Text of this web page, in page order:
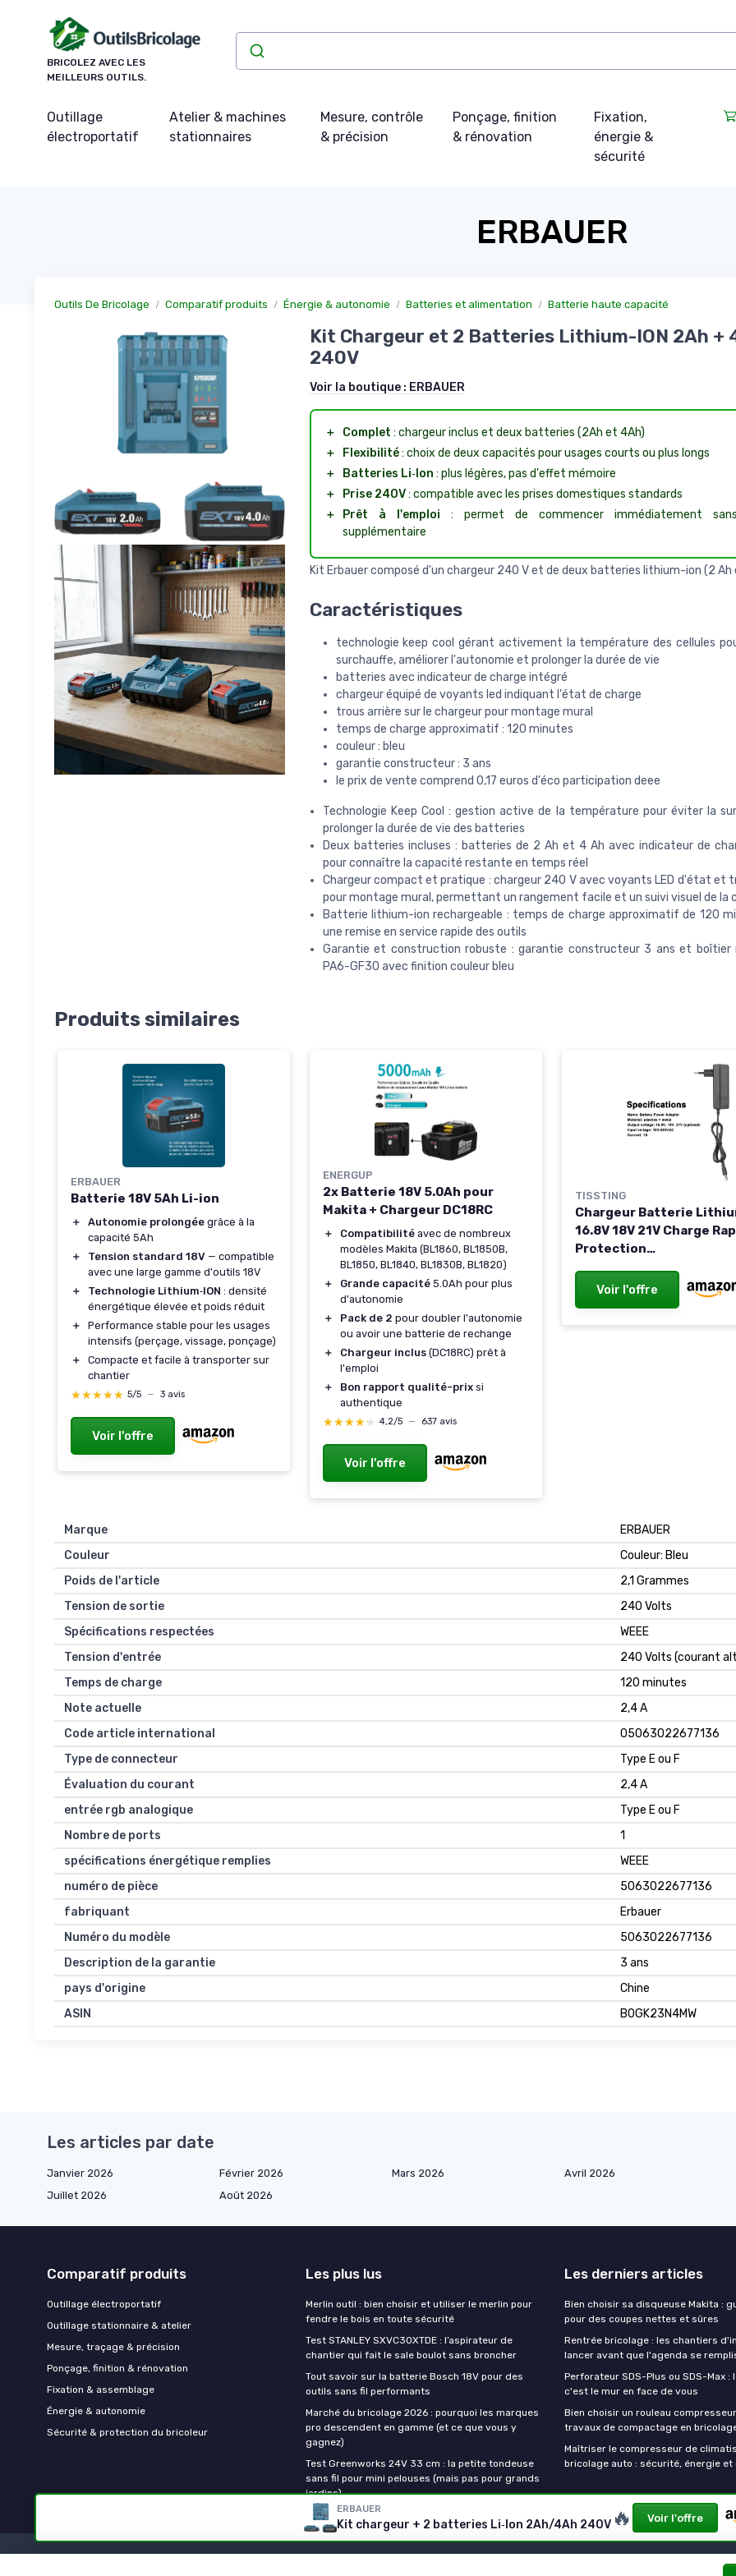
BRICOLEZ AVEC LES
MEILLEURS OUTILS.
Outillage
électroportatif
Atelier & machines
stationnaires
Mesure, contrôle
& précision
Ponçage, finition
& rénovation
Fixation,
énergie &
sécurité
ERBAUER
Outils De Bricolage Comparatif produits Énergie & autonomie Batteries et alimentation Batterie haute capacité
Kit Chargeur et 2 Batteries Lithium-ION 2Ah +
240V
Voir la boutique : ERBAUER
＋ Complet : chargeur inclus et deux batteries (2Ah et 4Ah)
＋
Flexibilité: choix de deux capacités pour usages courts ou plus longs
＋
Batteries Li‑Ion : plus légères, pas d'effet mémoire
＋
Prise 240V: compatible avec les prises domestiques standards
＋
Prêt à l'emploi : permet de commencer immédiatement
supplémentaire
Kit Erbauer composé d'un chargeur 240 V et de deux batteries lithium-ion (2 Ah
Caractéristiques
technologie keep cool gérant activement la température des cellules
surchauffe, améliorer l'autonomie et prolonger la durée de vie
batteries avec indicateur de charge intégré
chargeur équipé de voyants led indiquant l'état de charge
trous arrière sur le chargeur pour montage mural
temps de charge approximatif : 120 minutes
couleur : bleu
garantie constructeur : 3 ans
le prix de vente comprend 0,17 euros d'éco participation deee
Technologie Keep Cool : gestion active de la température pour éviter la
prolonger la durée de vie des batteries
Deux batteries incluses : batteries de 2 Ah et 4 Ah avec indicateur de
pour connaître la capacité restante en temps réel
Chargeur compact et pratique : chargeur 240 V avec voyants LED d'état et
pour montage mural, permettant un rangement facile et un suivi visuel de la
Batterie lithium-ion rechargeable : temps de charge approximatif de 120
une remise en service rapide des outils
Garantie et construction robuste : garantie constructeur 3 ans et boîtier
PA6-GF30 avec finition couleur bleu
Produits similaires
ERBAUER
Batterie 18V 5Ah Li-ion
＋ Autonomie prolongée grâce à la
capacité 5Ah
＋
Tension standard 18V — compatible
avec une large gamme d'outils 18V
＋
Technologie Lithium‑ION : densité
énergétique élevée et poids réduit
＋
Performance stable pour les usages
intensifs (perçage, vissage, ponçage)
＋
Compacte et facile à transporter sur
chantier
★★★★★
★★★★★ 5/5 — 3 avis
Voir l'offre
ENERGUP
2x Batterie 18V 5.0Ah pour
Makita + Chargeur DC18RC
＋ Compatibilité avec de nombreux
modèles Makita (BL1860, BL1850B,
BL1850, BL1840, BL1830B, BL1820)
＋
Grande capacité 5.0Ah pour plus
d'autonomie
＋
Pack de 2 pour doubler l'autonomie
ou avoir une batterie de rechange
＋
Chargeur inclus (DC18RC) prêt à
l'emploi
＋
Bon rapport qualité-prix si
authentique
★★★★★
★★★★★ 4,2/5 — 637 avis
Voir l'offre
TISSTING
Chargeur Batterie
16.8V 18V 21V Charge
Protection
Outils Electriques avec
Indicateur Compact
Voir l'offre
Marque
ERBAUER
Couleur
Couleur: Bleu
Poids de l'article
2,1 Grammes
Tension de sortie
240 Volts
Spécifications respectées
WEEE
Tension d'entrée
240 Volts (courant
Temps de charge
120 minutes
Note actuelle
2,4 A
Code article international
05063022677136
Type de connecteur
Type E ou F
Évaluation du courant
2,4 A
entrée rgb analogique
Type E ou F
Nombre de ports
1
spécifications énergétique remplies
WEEE
numéro de pièce
5063022677136
fabriquant
Erbauer
Numéro du modèle
5063022677136
Description de la garantie
3 ans
pays d'origine
Chine
ASIN
B0GK23N4MW
ERBAUER
Kit chargeur + 2 batteries Li‑Ion 2Ah/4Ah 240V🔥 Voir l'offre
Les articles par date
Janvier 2026 Février 2026 Mars 2026 Avril 2026
Juillet 2026
Août 2026
Comparatif produits
Outillage électroportatif
Outillage stationnaire & atelier
Mesure, traçage & précision
Ponçage, finition & rénovation
Fixation & assemblage
Énergie & autonomie
Sécurité & protection du bricoleur
Les plus lus
Merlin outil : bien choisir et utiliser le merlin pour
fendre le bois en toute sécurité
Test STANLEY SXVC30XTDE : l’aspirateur de
chantier qui fait le sale boulot sans broncher
Tout savoir sur la batterie Bosch 18V pour des
outils sans fil performants
Marché du bricolage 2026 : pourquoi les marques
pro descendent en gamme (et ce que vous y
gagnez)
Test Greenworks 24V 33 cm : la petite tondeuse
sans fil pour mini pelouses (mais pas pour grands
jardins)
Les derniers articles
Bien choisir sa disqueuse Makita :
pour des coupes nettes et sûres
Rentrée bricolage : les chantiers
lancer avant que l'agenda se
Perforateur SDS-Plus ou SDS-Max :
c'est le mur en face de vous
Bien choisir un rouleau
travaux de compactage en
Maîtriser le compresseur de
bricolage auto : sécurité, énergie et